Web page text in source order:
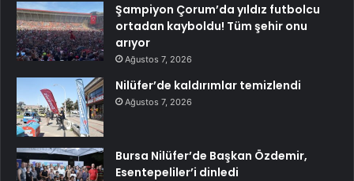
Şampiyon Çorum’da yıldız futbolcu
ortadan kayboldu! Tüm şehir onu
arıyor
Ağustos 7, 2026
Nilüfer’de kaldırımlar temizlendi
Ağustos 7, 2026
Bursa Nilüfer’de Başkan Özdemir,
Esentepeliler’i dinledi